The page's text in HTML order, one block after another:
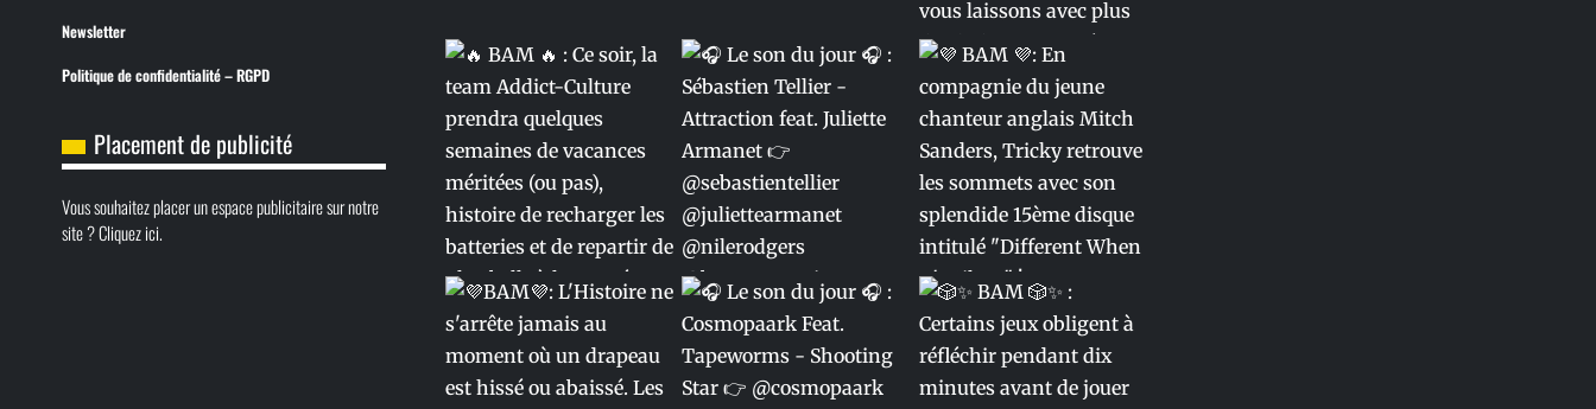
Newsletter
Politique de confidentialité – RGPD
Placement de publicité
Vous souhaitez placer un espace publicitaire sur notre
site ? Cliquez ici.